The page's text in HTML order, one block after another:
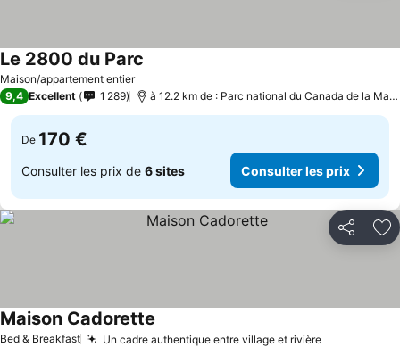
Maison/appartement entier
Le 2800 du Parc
9,4 Excellent 1 289 à 12.2 km de : Parc national du Canada de la Mauricie
De 170 €
Consulter les prix de 6 sites Consulter les prix
Partager
Bed & Breakfast Un cadre authentique entre village et rivière
Maison Cadorette